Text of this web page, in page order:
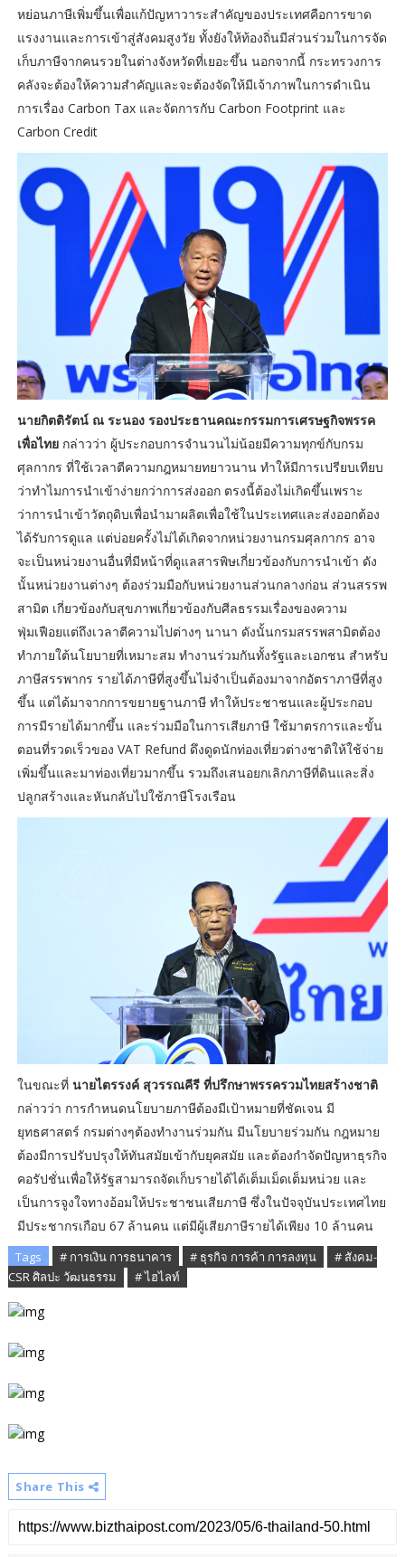
หย่อนภาษีเพิ่มขึ้นเพื่อแก้ปัญหาวาระสำคัญของประเทศคือการขาด
แรงงานและการเข้าสู่สังคมสูงวัย ทั้งยังให้ท้องถิ่นมีส่วนร่วมในการจัด
เก็บภาษีจากคนรวยในต่างจังหวัดที่เยอะขึ้น นอกจากนี้ กระทรวงการ
คลังจะต้องให้ความสำคัญและจะต้องจัดให้มีเจ้าภาพในการดำเนิน
การเรื่อง Carbon Tax และจัดการกับ Carbon Footprint และ
Carbon Credit
นายกิตติรัตน์ ณ ระนอง รองประธานคณะกรรมการเศรษฐกิจพรรค
เพื่อไทย กล่าวว่า ผู้ประกอบการจำนวนไม่น้อยมีความทุกข์กับกรม
ศุลกากร ที่ใช้เวลาตีความกฎหมายทยาวนาน ทำให้มีการเปรียบเทียบ
ว่าทำไมการนำเข้าง่ายกว่าการส่งออก ตรงนี้ต้องไม่เกิดขึ้นเพราะ
ว่าการนำเข้าวัตถุดิบเพื่อนำมาผลิตเพื่อใช้ในประเทศและส่งออกต้อง
ได้รับการดูแล แต่บ่อยครั้งไม่ได้เกิดจากหน่วยงานกรมศุลกากร อาจ
จะเป็นหน่วยงานอื่นที่มีหน้าที่ดูแลสารพิษเกี่ยวข้องกับการนำเข้า ดัง
นั้นหน่วยงานต่างๆ ต้องร่วมมือกับหน่วยงานส่วนกลางก่อน ส่วนสรรพ
สามิต เกี่ยวข้องกับสุขภาพเกี่ยวข้องกับศีลธรรมเรื่องของความ
ฟุ่มเฟือยแต่ถึงเวลาตีความไปต่างๆ นานา ดังนั้นกรมสรรพสามิตต้อง
ทำภายใต้นโยบายที่เหมาะสม ทำงานร่วมกันทั้งรัฐและเอกชน สำหรับ
ภาษีสรรพากร รายได้ภาษีที่สูงขึ้นไม่จำเป็นต้องมาจากอัตราภาษีที่สูง
ขึ้น แต่ได้มาจากการขยายฐานภาษี ทำให้ประชาชนและผู้ประกอบ
การมีรายได้มากขึ้น และร่วมมือในการเสียภาษี ใช้มาตรการและขั้น
ตอนที่รวดเร็วของ VAT Refund ดึงดูดนักท่องเที่ยวต่างชาติให้ใช้จ่าย
เพิ่มขึ้นและมาท่องเที่ยวมากขึ้น รวมถึงเสนอยกเลิกภาษีที่ดินและสิ่ง
ปลูกสร้างและหันกลับไปใช้ภาษีโรงเรือน
ในขณะที่ นายไตรรงค์ สุวรรณคีรี ที่ปรึกษาพรรครวมไทยสร้างชาติ
กล่าวว่า การกำหนดนโยบายภาษีต้องมีเป้าหมายที่ชัดเจน มี
ยุทธศาสตร์ กรมต่างๆต้องทำงานร่วมกัน มีนโยบายร่วมกัน กฎหมาย
ต้องมีการปรับปรุงให้ทันสมัยเข้ากับยุคสมัย และต้องกำจัดปัญหาธุรกิจ
คอรัปชั่นเพื่อให้รัฐสามารถจัดเก็บรายได้ได้เต็มเม็ดเต็มหน่วย และ
เป็นการจูงใจทางอ้อมให้ประชาชนเสียภาษี ซึ่งในปัจจุบันประเทศไทย
มีประชากรเกือบ 67 ล้านคน แต่มีผู้เสียภาษีรายได้เพียง 10 ล้านคน
Tags # การเงิน การธนาคาร # ธุรกิจ การค้า การลงทุน
# สังคม-
CSR ศิลปะ วัฒนธรรม
# ไฮไลท์
Share This